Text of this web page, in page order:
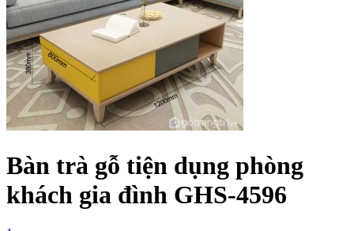
Bàn trà gỗ tiện dụng phòng
khách gia đình GHS-4596